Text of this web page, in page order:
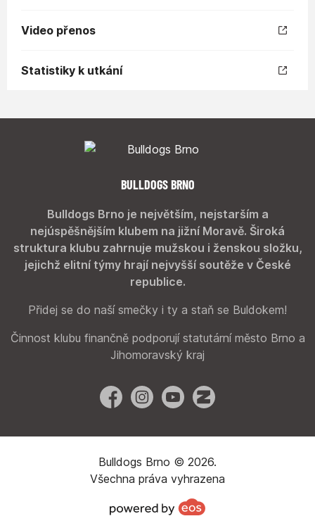
Video přenos
Statistiky k utkání
BULLDOGS BRNO
Bulldogs Brno je největším, nejstarším a
nejúspěšnějším klubem na jižní Moravě. Široká
struktura klubu zahrnuje mužskou i ženskou složku,
jejichž elitní týmy hrají nejvyšší soutěže v České
republice.
Přidej se do naší smečky i ty a staň se Buldokem!
Činnost klubu finančně podporují statutární město Brno a
Jihomoravský kraj
FacebookInstagramYouTubeZonerama
Bulldogs Brno © 2026.
Všechna práva vyhrazena